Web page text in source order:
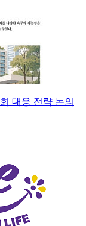
대응 전략 논의